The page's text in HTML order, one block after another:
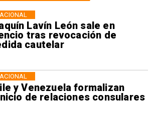
Lavín León sale en
tras revocación de
cautelar
y Venezuela formalizan
de relaciones consulares